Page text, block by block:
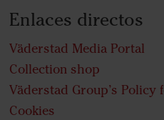
Enlaces directos
Väderstad Media Portal
Collection shop
Väderstad Group’s Policy
Cookies